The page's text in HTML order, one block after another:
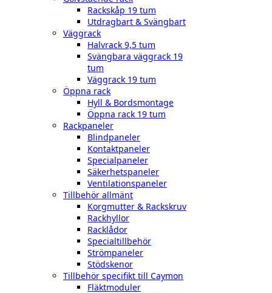
Rackskåp 19 tum
Utdragbart & Svängbart
Väggrack
Halvrack 9,5 tum
Svängbara väggrack 19
tum
Väggrack 19 tum
Öppna rack
Hyll & Bordsmontage
Öppna rack 19 tum
Rackpaneler
Blindpaneler
Kontaktpaneler
Specialpaneler
Säkerhetspaneler
Ventilationspaneler
Tillbehör allmänt
Korgmutter & Rackskruv
Rackhyllor
Racklådor
Specialtillbehör
Strömpaneler
Stödskenor
Tillbehör specifikt till Caymon
Fläktmoduler